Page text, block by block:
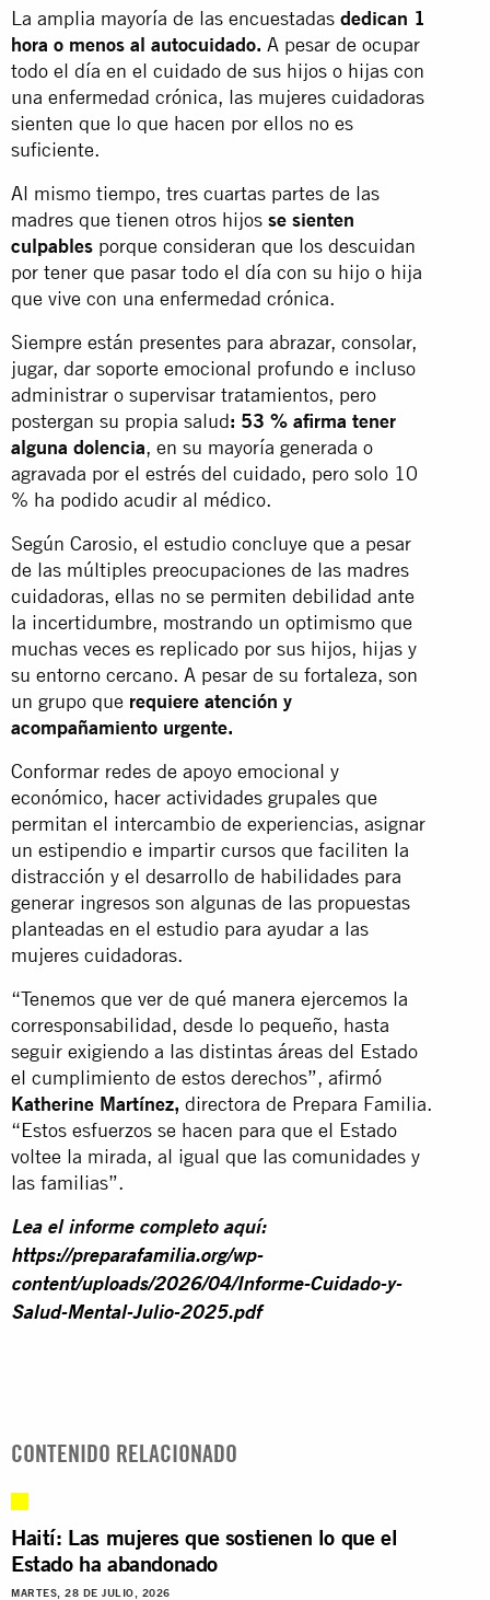
La amplia mayoría de las encuestadas dedican 1
hora o menos al autocuidado. A pesar de ocupar
todo el día en el cuidado de sus hijos o hijas con
una enfermedad crónica, las mujeres cuidadoras
sienten que lo que hacen por ellos no es
suficiente.
Al mismo tiempo, tres cuartas partes de las
madres que tienen otros hijos se sienten
culpables porque consideran que los descuidan
por tener que pasar todo el día con su hijo o hija
que vive con una enfermedad crónica.
Siempre están presentes para abrazar, consolar,
jugar, dar soporte emocional profundo e incluso
administrar o supervisar tratamientos, pero
postergan su propia salud: 53 % afirma tener
alguna dolencia, en su mayoría generada o
agravada por el estrés del cuidado, pero solo 10
% ha podido acudir al médico.
Según Carosio, el estudio concluye que a pesar
de las múltiples preocupaciones de las madres
cuidadoras, ellas no se permiten debilidad ante
la incertidumbre, mostrando un optimismo que
muchas veces es replicado por sus hijos, hijas y
su entorno cercano. A pesar de su fortaleza, son
un grupo que requiere atención y
acompañamiento urgente.
Conformar redes de apoyo emocional y
económico, hacer actividades grupales que
permitan el intercambio de experiencias, asignar
un estipendio e impartir cursos que faciliten la
distracción y el desarrollo de habilidades para
generar ingresos son algunas de las propuestas
planteadas en el estudio para ayudar a las
mujeres cuidadoras.
“Tenemos que ver de qué manera ejercemos la
corresponsabilidad, desde lo pequeño, hasta
seguir exigiendo a las distintas áreas del Estado
el cumplimiento de estos derechos”, afirmó
Katherine Martínez, directora de Prepara Familia.
“Estos esfuerzos se hacen para que el Estado
voltee la mirada, al igual que las comunidades y
las familias”.
Lea el informe completo aquí:
https://preparafamilia.org/wp-
content/uploads/2026/04/Informe-Cuidado-y-
Salud-Mental-Julio-2025.pdf
CONTENIDO RELACIONADO
Haití: Las mujeres que sostienen lo que el
Estado ha abandonado
MARTES, 28 DE JULIO, 2026